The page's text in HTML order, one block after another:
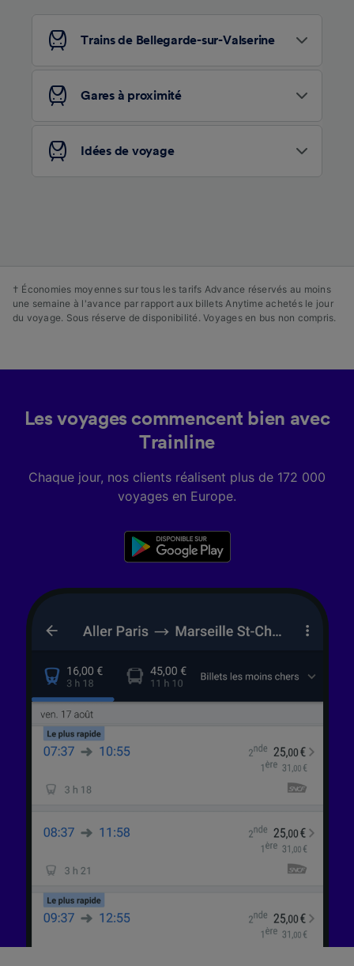
Trains de Bellegarde-sur-Valserine
Gares à proximité
Idées de voyage
† Économies moyennes sur tous les tarifs Advance réservés au moins
une semaine à l'avance par rapport aux billets Anytime achetés le jour
du voyage. Sous réserve de disponibilité. Voyages en bus non compris.
Les voyages commencent bien avec
Trainline
Chaque jour, nos clients réalisent plus de 172 000
voyages en Europe.